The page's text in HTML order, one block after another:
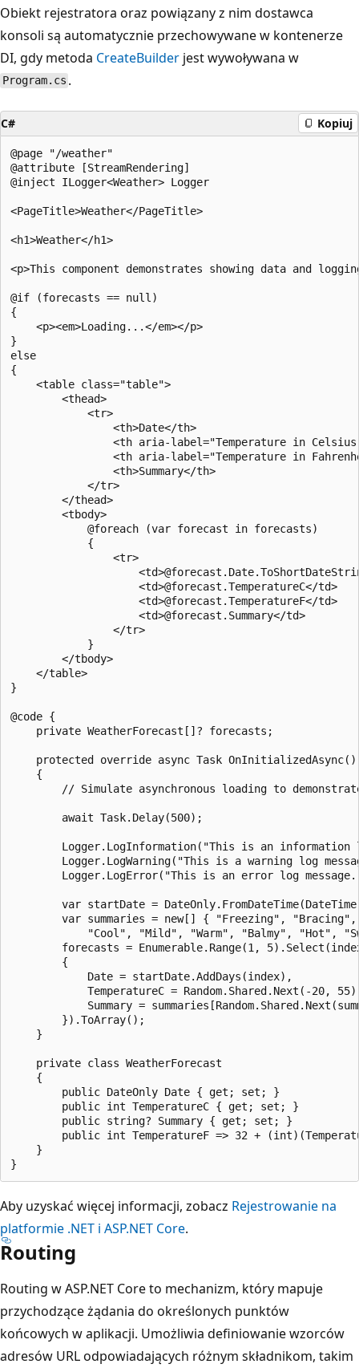
Obiekt rejestratora oraz powiązany z nim dostawca
konsoli są automatycznie przechowywane w kontenerze
DI, gdy metoda CreateBuilder jest wywoływana w
Program.cs .
C# Kopiuj
@page "/weather"
@attribute [StreamRendering]
@inject ILogger<Weather> Logger
<PageTitle>Weather</PageTitle>
<h1>Weather</h1>
<p>This component demonstrates showing data and
@if (forecasts == null)
{
    <p><em>Loading...</em></p>
}
else
{
    <table class="table">
        <thead>
            <tr>
                <th>Date</th>
<th aria-label="Temperature in
<th aria-label="Temperature in
                <th>Summary</th>
            </tr>
        </thead>
        <tbody>
            @foreach (var forecast in forecasts)
            {
                <tr>
                    <td>@forecast.TemperatureC</td>
                    <td>@forecast.TemperatureF</td>
                    <td>@forecast.Summary</td>
                </tr>
            }
        </tbody>
    </table>
}
@code {
    private WeatherForecast[]? forecasts;
    protected override async Task OnInitializedAsync()
    {
// Simulate asynchronous loading to
        await Task.Delay(500);
Logger.LogInformation("This is an information
Logger.LogWarning("This is a warning log
Logger.LogError("This is an error log
var startDate =
var summaries = new[] { "Freezing",
"Cool", "Mild", "Warm", "Balmy", "Hot",
forecasts = Enumerable.Range(1,
        {
            Date = startDate.AddDays(index),
TemperatureC = Random.Shared.Next(-20,
Summary =
        }).ToArray();
    }
    private class WeatherForecast
    {
        public DateOnly Date { get; set; }
        public int TemperatureC { get; set; }
        public string? Summary { get; set; }
public int TemperatureF => 32 +
    }
Aby uzyskać więcej informacji, zobacz Rejestrowanie na
platformie .NET i ASP.NET Core.
Routing
Routing w ASP.NET Core to mechanizm, który mapuje
przychodzące żądania do określonych punktów
końcowych w aplikacji. Umożliwia definiowanie wzorców
adresów URL odpowiadających różnym składnikom, takim